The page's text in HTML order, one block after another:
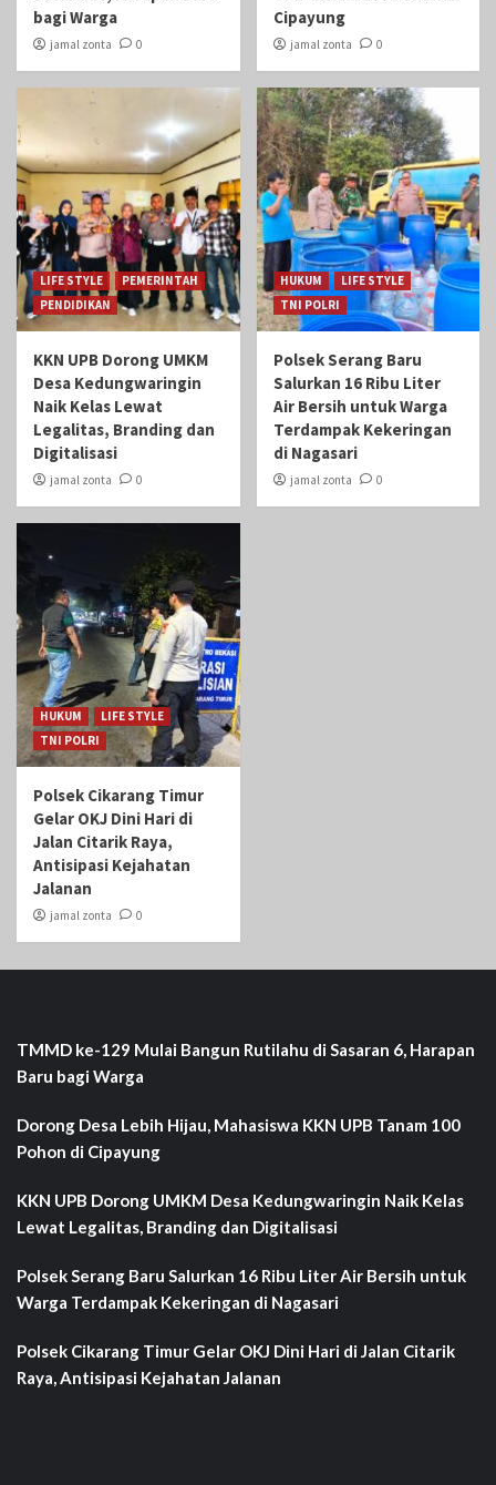
bagi Warga
jamal zonta 0
Cipayung
jamal zonta 0
LIFE STYLE
PEMERINTAH
PENDIDIKAN
KKN UPB Dorong UMKM
Desa Kedungwaringin
Naik Kelas Lewat
Legalitas, Branding dan
Digitalisasi
jamal zonta 0
HUKUM
LIFE STYLE
TNI POLRI
Polsek Serang Baru
Salurkan 16 Ribu Liter
Air Bersih untuk Warga
Terdampak Kekeringan
di Nagasari
jamal zonta 0
HUKUM
LIFE STYLE
TNI POLRI
Polsek Cikarang Timur
Gelar OKJ Dini Hari di
Jalan Citarik Raya,
Antisipasi Kejahatan
Jalanan
jamal zonta 0
TMMD ke-129 Mulai Bangun Rutilahu di Sasaran 6, Harapan
Baru bagi Warga
Dorong Desa Lebih Hijau, Mahasiswa KKN UPB Tanam 100
Pohon di Cipayung
KKN UPB Dorong UMKM Desa Kedungwaringin Naik Kelas
Lewat Legalitas, Branding dan Digitalisasi
Polsek Serang Baru Salurkan 16 Ribu Liter Air Bersih untuk
Warga Terdampak Kekeringan di Nagasari
Polsek Cikarang Timur Gelar OKJ Dini Hari di Jalan Citarik
Raya, Antisipasi Kejahatan Jalanan